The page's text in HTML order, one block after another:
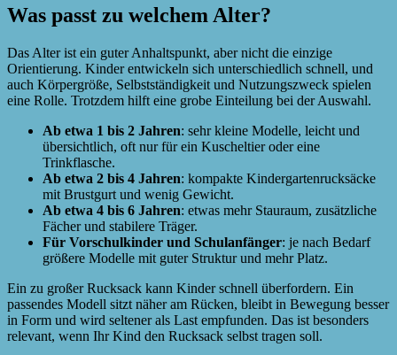
Was passt zu welchem Alter?
Das Alter ist ein guter Anhaltspunkt, aber nicht die einzige
Orientierung. Kinder entwickeln sich unterschiedlich schnell, und
auch Körpergröße, Selbstständigkeit und Nutzungszweck spielen
eine Rolle. Trotzdem hilft eine grobe Einteilung bei der Auswahl.
Ab etwa 1 bis 2 Jahren: sehr kleine Modelle, leicht und
übersichtlich, oft nur für ein Kuscheltier oder eine
Trinkflasche.
Ab etwa 2 bis 4 Jahren: kompakte Kindergartenrucksäcke
mit Brustgurt und wenig Gewicht.
Ab etwa 4 bis 6 Jahren: etwas mehr Stauraum, zusätzliche
Fächer und stabilere Träger.
Für Vorschulkinder und Schulanfänger: je nach Bedarf
größere Modelle mit guter Struktur und mehr Platz.
Ein zu großer Rucksack kann Kinder schnell überfordern. Ein
passendes Modell sitzt näher am Rücken, bleibt in Bewegung besser
in Form und wird seltener als Last empfunden. Das ist besonders
relevant, wenn Ihr Kind den Rucksack selbst tragen soll.